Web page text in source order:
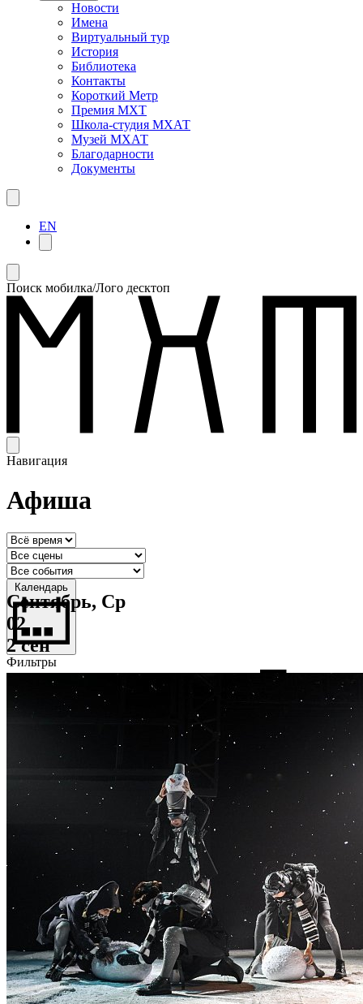
Новости
Имена
Виртуальный тур
История
Библиотека
Контакты
Короткий Метр
Премия МХТ
Школа-студия МХАТ
Музей МХАТ
Благодарности
Документы
EN
Поиск мобилка/Лого десктоп
Навигация
Афиша
Календарь
Фильтры
Сентябрь, Ср
02
2 сен